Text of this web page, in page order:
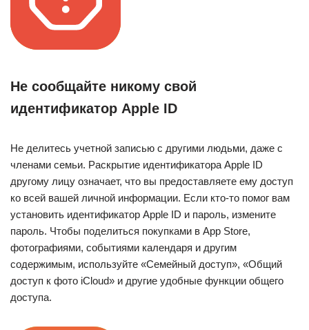
Не сообщайте никому свой
идентификатор Apple ID
Не делитесь учетной записью с другими людьми, даже с
членами семьи. Раскрытие идентификатора Apple ID
другому лицу означает, что вы предоставляете ему доступ
ко всей вашей личной информации. Если кто-то помог вам
установить идентификатор Apple ID и пароль, измените
пароль. Чтобы поделиться покупками в App Store,
фотографиями, событиями календаря и другим
содержимым, используйте «Семейный доступ», «Общий
доступ к фото iCloud» и другие удобные функции общего
доступа.